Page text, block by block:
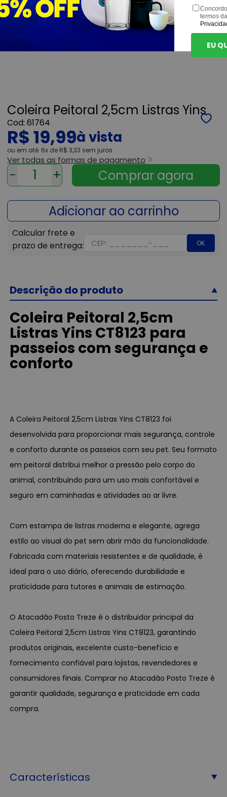
Coleira Peitoral 2,5cm Listras Yins
61764
R$ 19,99
ou 6x de R$ 3,33 sem juros
Ver todas as formas de pagamento
- +
OK
Descrição do produto
Coleira Peitoral 2,5cm
Listras Yins CT8123 para
passeios com segurança e
conforto
A Coleira Peitoral 2,5cm Listras Yins CT8123 foi
desenvolvida para proporcionar mais segurança, controle
e conforto durante os passeios com seu pet. Seu formato
em peitoral distribui melhor a pressão pelo corpo do
animal, contribuindo para um uso mais confortável e
seguro em caminhadas e atividades ao ar livre.
Com estampa de listras moderna e elegante, agrega
estilo ao visual do pet sem abrir mão da funcionalidade.
Fabricada com materiais resistentes e de qualidade, é
ideal para o uso diário, oferecendo durabilidade e
praticidade para tutores e animais de estimação.
O Atacadão Posto Treze é o distribuidor principal da
Coleira Peitoral 2,5cm Listras Yins CT8123, garantindo
produtos originais, excelente custo-benefício e
fornecimento confiável para lojistas, revendedores e
consumidores finais. Comprar no Atacadão Posto Treze é
garantir qualidade, segurança e praticidade em cada
compra.
Características
termos
EU